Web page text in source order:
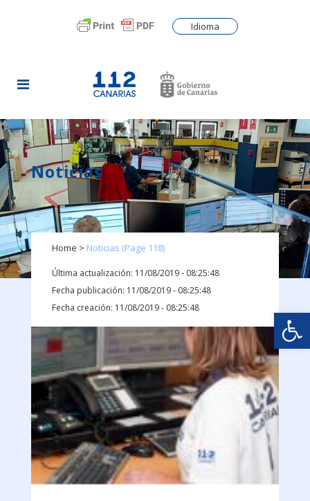
Idioma
Noticias
Home > Noticias (Page 118)
Última actualización: 11/08/2019 - 08:25:48
Fecha publicación: 11/08/2019 - 08:25:48
Fecha creación: 11/08/2019 - 08:25:48